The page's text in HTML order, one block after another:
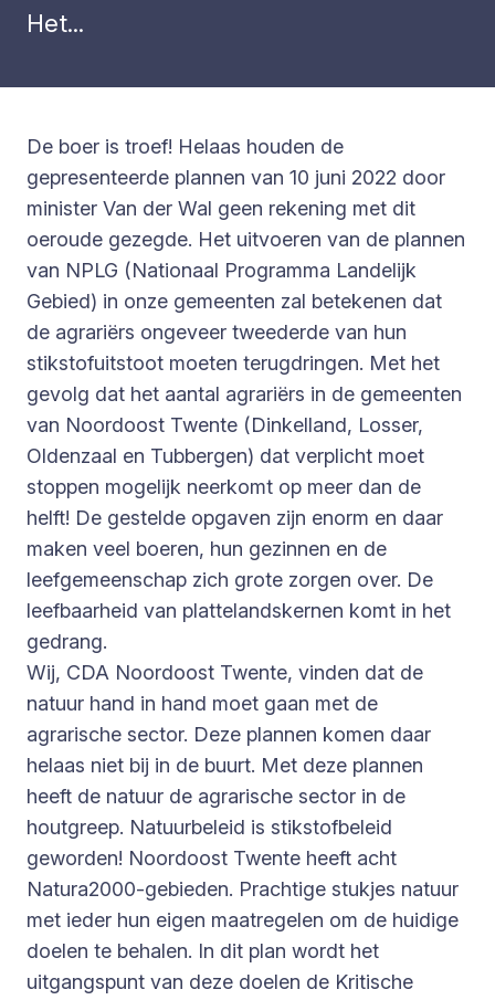
Het...
De boer is troef! Helaas houden de
gepresenteerde plannen van 10 juni 2022 door
minister Van der Wal geen rekening met dit
oeroude gezegde. Het uitvoeren van de plannen
van NPLG (Nationaal Programma Landelijk
Gebied) in onze gemeenten zal betekenen dat
de agrariërs ongeveer tweederde van hun
stikstofuitstoot moeten terugdringen. Met het
gevolg dat het aantal agrariërs in de gemeenten
van Noordoost Twente (Dinkelland, Losser,
Oldenzaal en Tubbergen) dat verplicht moet
stoppen mogelijk neerkomt op meer dan de
helft! De gestelde opgaven zijn enorm en daar
maken veel boeren, hun gezinnen en de
leefgemeenschap zich grote zorgen over. De
leefbaarheid van plattelandskernen komt in het
gedrang.
Wij, CDA Noordoost Twente, vinden dat de
natuur hand in hand moet gaan met de
agrarische sector. Deze plannen komen daar
helaas niet bij in de buurt. Met deze plannen
heeft de natuur de agrarische sector in de
houtgreep. Natuurbeleid is stikstofbeleid
geworden! Noordoost Twente heeft acht
Natura2000-gebieden. Prachtige stukjes natuur
met ieder hun eigen maatregelen om de huidige
doelen te behalen. In dit plan wordt het
uitgangspunt van deze doelen de Kritische